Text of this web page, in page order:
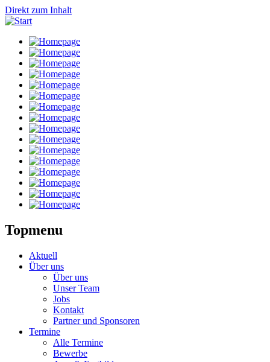
Direkt zum Inhalt
Topmenu
Aktuell
Über uns
Über uns
Unser Team
Jobs
Kontakt
Partner und Sponsoren
Termine
Alle Termine
Bewerbe